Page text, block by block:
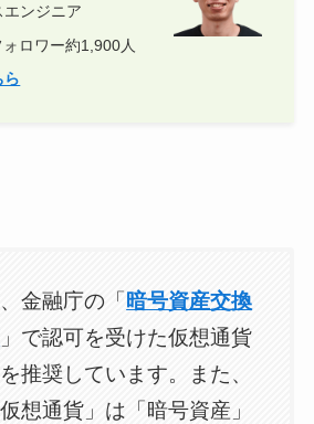
ンジニア
ォロワー約1,900人
ら
金融庁の「 暗号資産交換
」で認可を受けた仮想通貨
推奨しています。また、
想通貨」は「暗号資産」